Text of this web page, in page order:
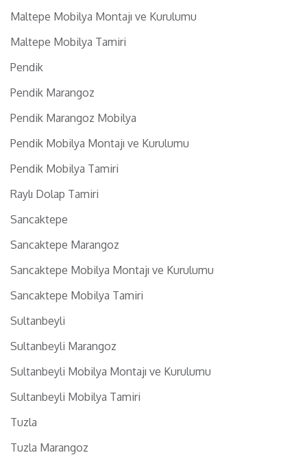
Maltepe Mobilya Montajı ve Kurulumu
Maltepe Mobilya Tamiri
Pendik
Pendik Marangoz
Pendik Marangoz Mobilya
Pendik Mobilya Montajı ve Kurulumu
Pendik Mobilya Tamiri
Raylı Dolap Tamiri
Sancaktepe
Sancaktepe Marangoz
Sancaktepe Mobilya Montajı ve Kurulumu
Sancaktepe Mobilya Tamiri
Sultanbeyli
Sultanbeyli Marangoz
Sultanbeyli Mobilya Montajı ve Kurulumu
Sultanbeyli Mobilya Tamiri
Tuzla
Tuzla Marangoz